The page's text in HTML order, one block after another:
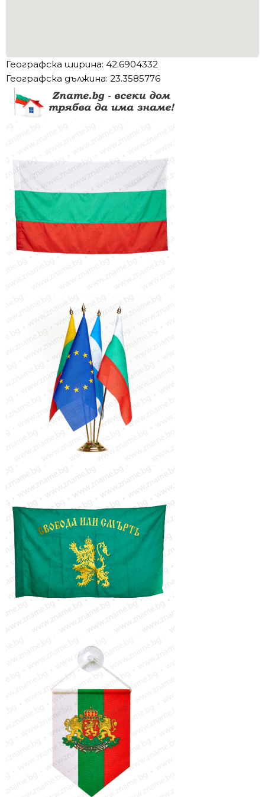
Географска ширина: 42.6904332
Географска дължина: 23.3585776